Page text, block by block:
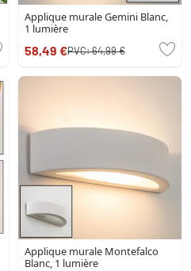
Applique murale Gemini Blanc,
1 lumière
58,49 €PVC:64,99 €
Applique murale Montefalco
Blanc, 1 lumière